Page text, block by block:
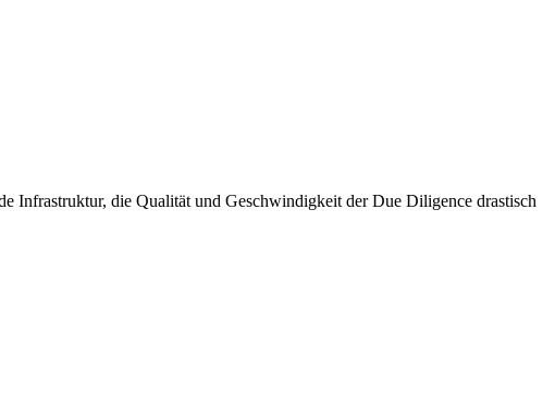
Infrastruktur, die Qualität und Geschwindigkeit der Due Diligence drastisch